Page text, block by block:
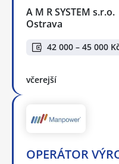
A M R SYSTEM s.r.o.
Ostrava
42 000 – 45 000
včerejší
OPERÁTOR